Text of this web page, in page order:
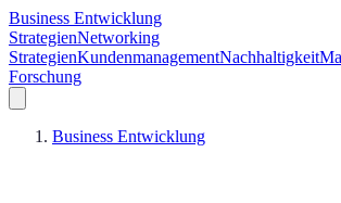
Business Entwicklung
StrategienNetworking
StrategienKundenmanagementNachhaltigkeit
Forschung
Business Entwicklung